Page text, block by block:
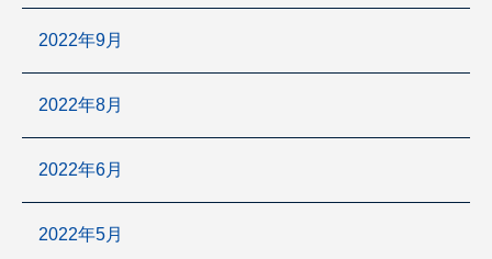
2022年9月
2022年8月
2022年6月
2022年5月